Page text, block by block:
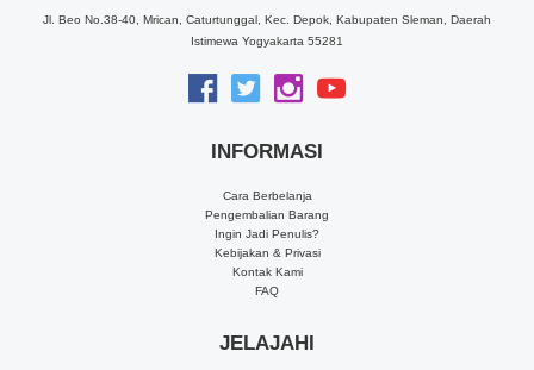
Jl. Beo No.38-40, Mrican, Caturtunggal, Kec. Depok, Kabupaten Sleman, Daerah
Istimewa Yogyakarta 55281
INFORMASI
Cara Berbelanja
Pengembalian Barang
Ingin Jadi Penulis?
Kebijakan & Privasi
Kontak Kami
FAQ
JELAJAHI